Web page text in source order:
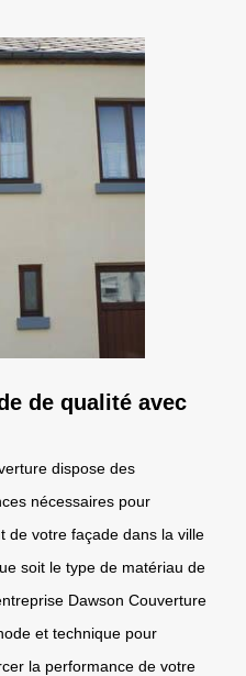
de qualité avec
dispose des
nécessaires pour
de votre façade dans la ville
soit le type de matériau de
Dawson Couverture
et technique pour
la performance de votre